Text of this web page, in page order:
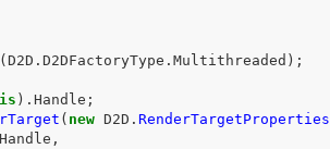
( D2D . D2DFactoryType . Multithreaded );
). Handle ;
( new D2D . RenderTargetProperties
,